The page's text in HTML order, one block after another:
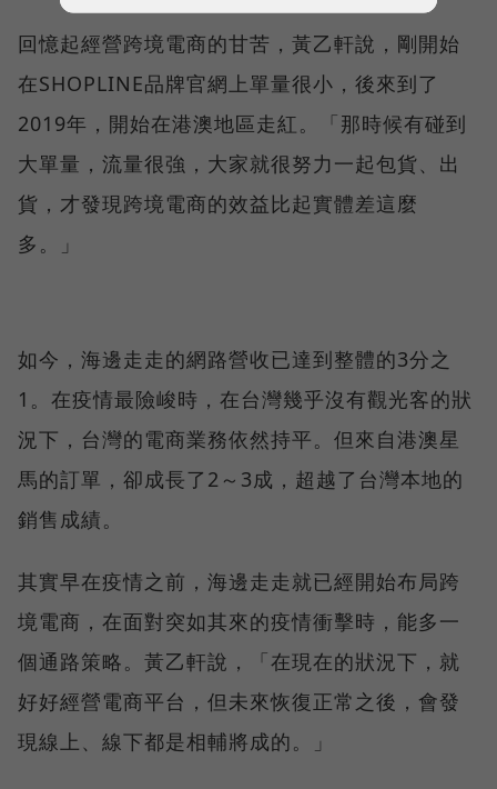
回憶起經營跨境電商的甘苦，黃乙軒說，剛開始
在SHOPLINE品牌官網上單量很小，後來到了
2019年，開始在港澳地區走紅。「那時候有碰到
大單量，流量很強，大家就很努力一起包貨、出
貨，才發現跨境電商的效益比起實體差這麼
多。」
如今，海邊走走的網路營收已達到整體的3分之
1。在疫情最險峻時，在台灣幾乎沒有觀光客的狀
況下，台灣的電商業務依然持平。但來自港澳星
馬的訂單，卻成長了2～3成，超越了台灣本地的
銷售成績。
其實早在疫情之前，海邊走走就已經開始布局跨
境電商，在面對突如其來的疫情衝擊時，能多一
個通路策略。黃乙軒說，「在現在的狀況下，就
好好經營電商平台，但未來恢復正常之後，會發
現線上、線下都是相輔將成的。」